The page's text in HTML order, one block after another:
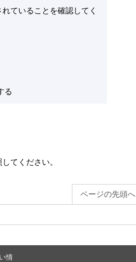
情
ていることを確認してく
る
てください。
ページの先頭へ